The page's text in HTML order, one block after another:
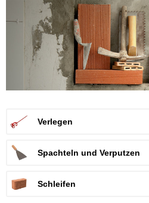
Verlegen
Spachteln und Verputzen
Schleifen